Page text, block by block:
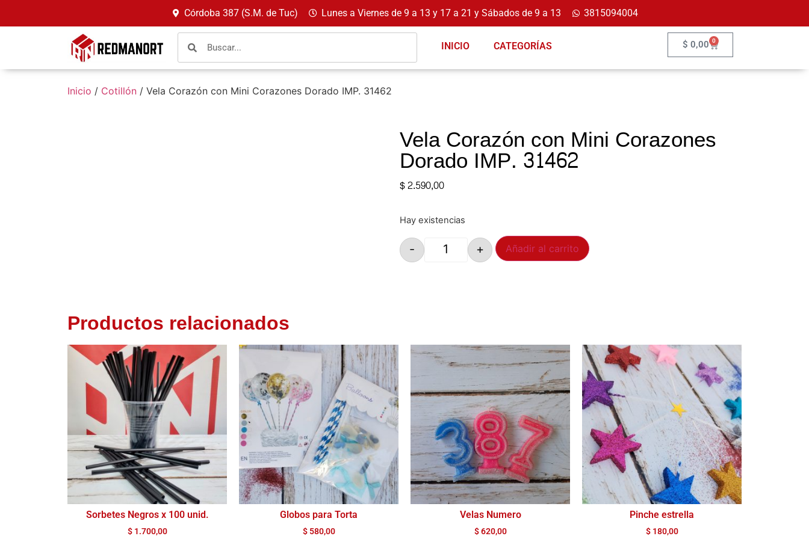
Córdoba 387 (S.M. de Tuc) Lunes a Viernes de 9 a 13 y 17 a 21 y Sábados de 9 a 13 3815094004
INICIO CATEGORÍAS $ 0,00 0
Inicio / Cotillón / Vela Corazón con Mini Corazones Dorado IMP. 31462
Vela Corazón con Mini Corazones
Dorado IMP. 31462
$2.590,00
Hay existencias
- + Añadir al carrito
Productos relacionados
Sorbetes Negros x 100 unid.
$1.700,00
Globos para Torta
$580,00
Velas Numero
$620,00
Pinche estrella
$180,00